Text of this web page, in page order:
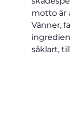
motto är
Vänner,
såklart,